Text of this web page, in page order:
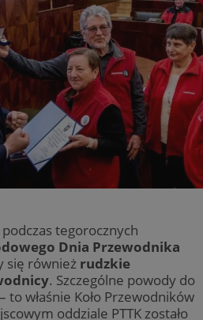
tegorocznych
Dnia Przewodnika
się również rudzkie
. Szczególne powody do
– to właśnie Koło Przewodników
oddziale PTTK zostało